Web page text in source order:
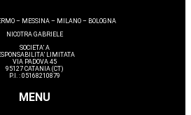
– MESSINA – MILANO – BOLOGNA
NICOTRA GABRIELE
SOCIETA’ A
LIMITATA
VIA PADOVA 45
95127 CATANIA (CT)
P.I. : 05168210879
MENU